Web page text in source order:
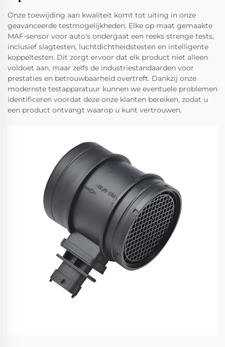
Onze toewijding aan kwaliteit komt tot uiting in onze
geavanceerde testmogelijkheden. Elke op maat gemaakte
MAF-sensor voor auto's ondergaat een reeks strenge tests,
inclusief slagtesten, luchtdichtheidstesten en intelligente
koppeltesten. Dit zorgt ervoor dat elk product niet alleen
voldoet aan, maar zelfs de industriestandaarden voor
prestaties en betrouwbaarheid overtreft. Dankzij onze
modernste testapparatuur kunnen we eventuele problemen
identificeren voordat deze onze klanten bereiken, zodat u
een product ontvangt waarop u kunt vertrouwen.